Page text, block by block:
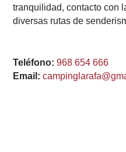
tranquilidad, contacto con
diversas rutas de
Teléfono: 968 654 666
Email: